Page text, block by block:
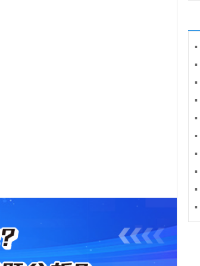
▪
▪
▪
▪
▪
▪
▪
▪
▪
▪